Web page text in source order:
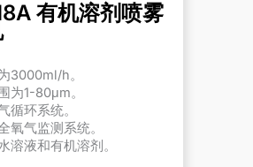
有机溶剂喷雾
3000ml/h。
为1-80μm。
循环系统。
氧气监测系统。
溶液和有机溶剂。